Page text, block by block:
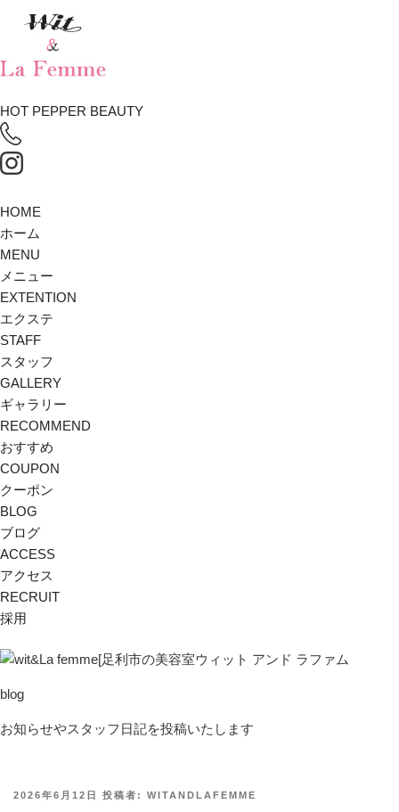
HOT PEPPER BEAUTY
HOME
ホーム
MENU
メニュー
EXTENTION
エクステ
STAFF
スタッフ
GALLERY
ギャラリー
RECOMMEND
おすすめ
COUPON
クーポン
BLOG
ブログ
ACCESS
アクセス
RECRUIT
採用
blog
お知らせやスタッフ日記を投稿いたします
投
2026年6月12日 投稿者: WITANDLAFEMME